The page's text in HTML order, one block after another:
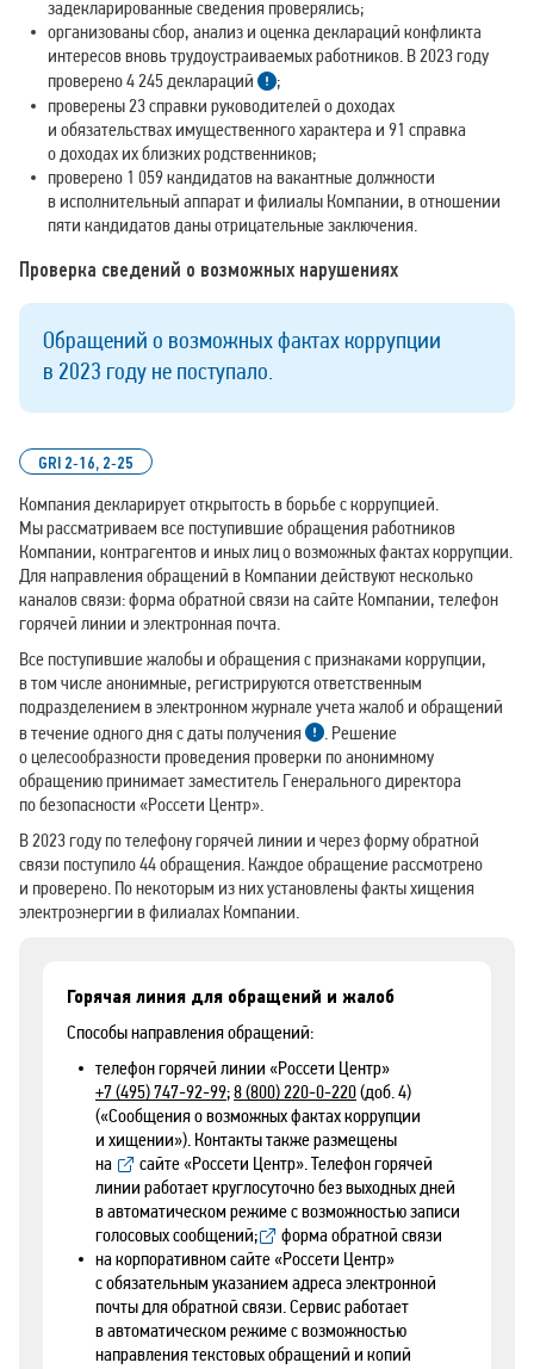
задекларированные сведения проверялись;
организованы сбор, анализ и оценка деклараций конфликта
интересов вновь трудоустраиваемых работников. В 2023 году
проверено 4 245 деклараций
;
проверены 23 справки руководителей о доходах
и обязательствах имущественного характера и 91 справка
о доходах их близких родственников;
проверено 1 059 кандидатов на вакантные должности
в исполнительный аппарат и филиалы Компании, в отношении
пяти кандидатов даны отрицательные заключения.
Проверка сведений о возможных нарушениях
Обращений о возможных фактах коррупции
в 2023 году не поступало.
GRI 2‑16, 2‑25
Компания декларирует открытость в борьбе с коррупцией.
Мы рассматриваем все поступившие обращения работников
Компании, контрагентов и иных лиц о возможных фактах коррупции.
Для направления обращений в Компании действуют несколько
каналов связи: форма обратной связи на сайте Компании, телефон
горячей линии и электронная почта.
Все поступившие жалобы и обращения с признаками коррупции,
в том числе анонимные, регистрируются ответственным
подразделением в электронном журнале учета жалоб и обращений
в течение одного дня с даты получения
. Решение
о целесообразности проведения проверки по анонимному
обращению принимает заместитель Генерального директора
по безопасности «Россети Центр».
В 2023 году по телефону горячей линии и через форму обратной
связи поступило 44 обращения. Каждое обращение рассмотрено
и проверено. По некоторым из них установлены факты хищения
электроэнергии в филиалах Компании.
Горячая линия для обращений и жалоб
Способы направления обращений:
телефон горячей линии «Россети Центр»
+7 (495) 747-92-99;8 (800) 220-0-220(доб. 4)
(«Сообщения о возможных фактах коррупции
и хищении»). Контакты также размещены
на
сайте «Россети Центр». Телефон горячей
линии работает круглосуточно без выходных дней
в автоматическом режиме с возможностью записи
голосовых сообщений;
форма обратной связи
на корпоративном сайте «Россети Центр»
с обязательным указанием адреса электронной
почты для обратной связи. Сервис работает
в автоматическом режиме с возможностью
направления текстовых обращений и копий